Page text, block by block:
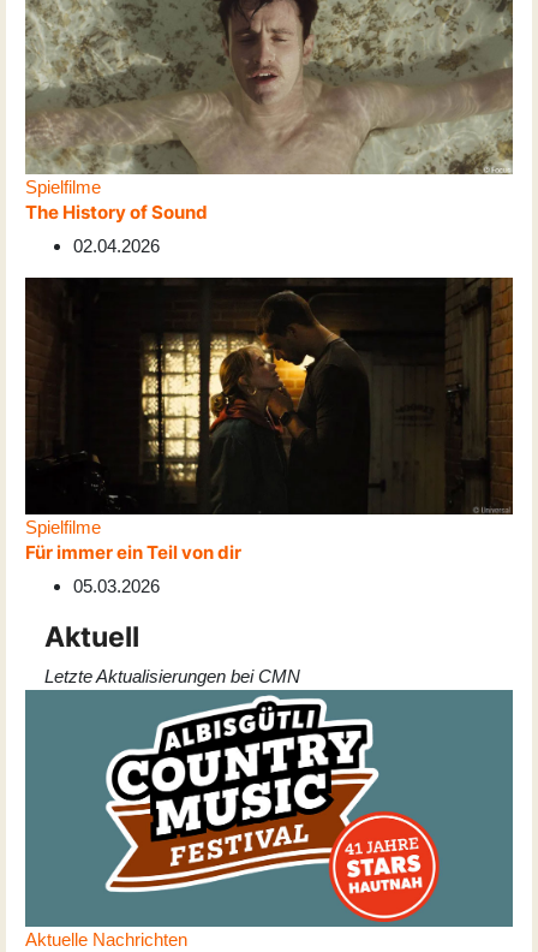
Spielfilme
The History of Sound
02.04.2026
Spielfilme
Für immer ein Teil von dir
05.03.2026
Aktuell
Letzte Aktualisierungen bei CMN
Aktuelle Nachrichten